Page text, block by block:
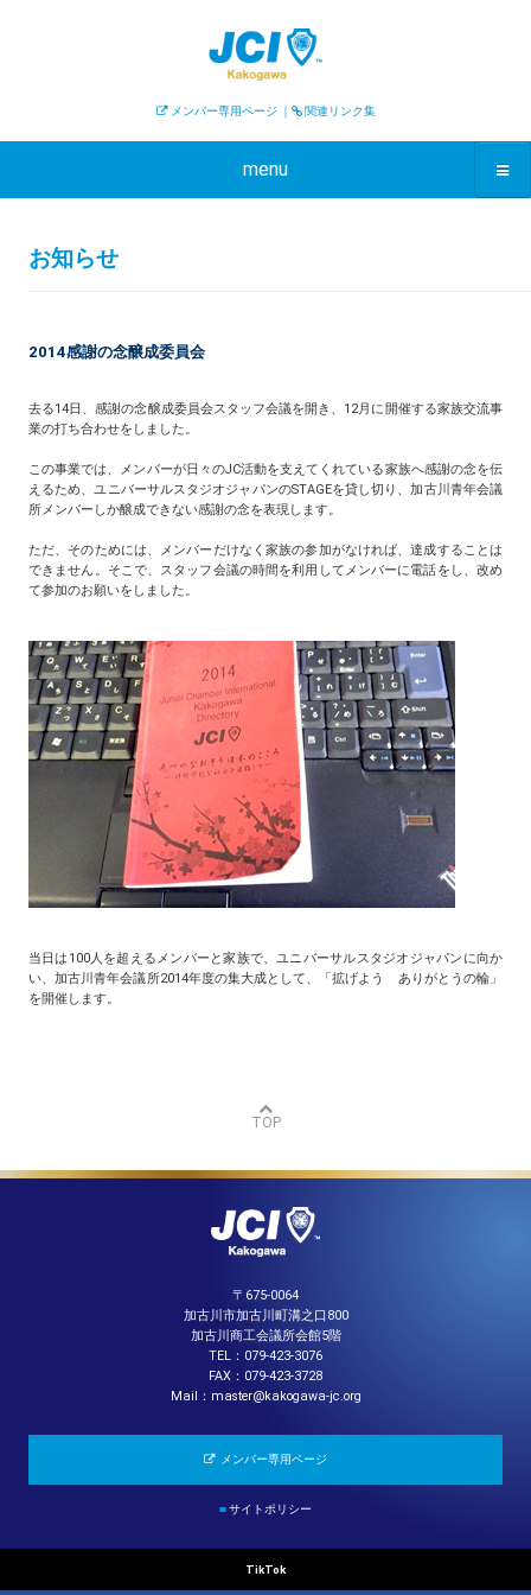
メンバー専用ページ ｜ 関連リンク集
menu
お知らせ
2014感謝の念醸成委員会
去る14日、感謝の念醸成委員会スタッフ会議を開き、12月に開催する家族交流事
業の打ち合わせをしました。
この事業では、メンバーが日々のJC活動を支えてくれている家族へ感謝の念を伝
えるため、ユニバーサルスタジオジャパンのSTAGEを貸し切り、加古川青年会議
所メンバーしか醸成できない感謝の念を表現します。
ただ、そのためには、メンバーだけなく家族の参加がなければ、達成することは
できません。そこで、スタッフ会議の時間を利用してメンバーに電話をし、改め
て参加のお願いをしました。
当日は100人を超えるメンバーと家族で、ユニバーサルスタジオジャパンに向か
い、加古川青年会議所2014年度の集大成として、「拡げよう ありがとうの輪」
を開催します。
TOP
〒675-0064
加古川市加古川町溝之口800
加古川商工会議所会館5階
TEL：079-423-3076
FAX：079-423-3728
Mail：master@kakogawa-jc.org
メンバー専用ページ
■サイトポリシー
TikTok